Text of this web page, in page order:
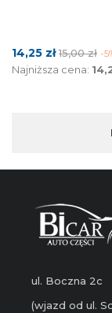
Cena
14,25 złCena
15,00 zł -
Najniższa cena:
ul. Boczna 2c
(wjazd od ul.